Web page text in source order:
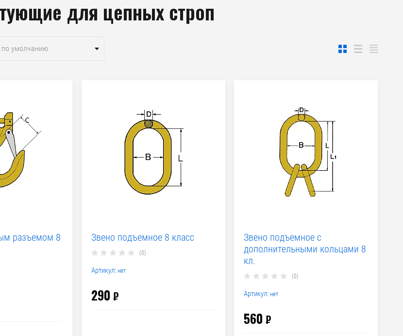
для цепных строп
по умолчанию
разъемом 8
Звено подъемное 8 класс
(0)
Артикул:нет
290 ₽
Звено подъемное с
дополнительными кольцами 8
кл.
(0)
Артикул: нет
560 ₽